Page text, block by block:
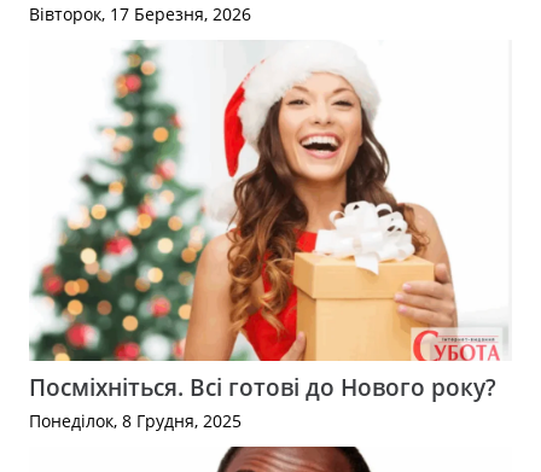
Вівторок, 17 Березня, 2026
Посміхніться. Всі готові до Нового року?
Понеділок, 8 Грудня, 2025